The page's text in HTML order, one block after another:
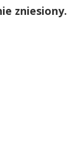
zniesiony.